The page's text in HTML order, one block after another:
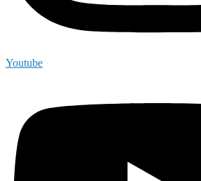
Youtube